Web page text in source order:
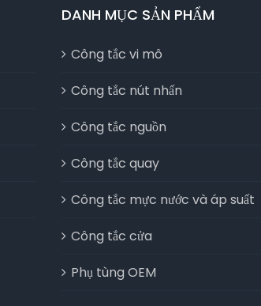
DANH MỤC SẢN PHẨM
Công tắc vi mô
Công tắc nút nhấn
Công tắc nguồn
Công tắc quay
Công tắc mực nước và áp suất
Công tắc cửa
Phụ tùng OEM